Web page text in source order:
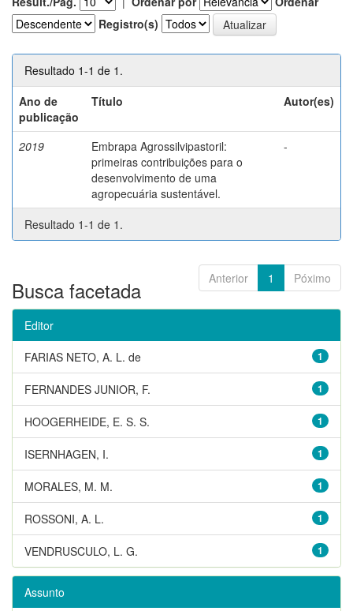
Registro(s)
Resultado 1-1 de 1.
Ano de
publicação
Título Autor(es)
2019
Embrapa Agrossilvipastoril:
primeiras contribuições para o
desenvolvimento de uma
agropecuária sustentável.
-
Resultado 1-1 de 1.
Anterior 1 Póximo
Busca facetada
Editor
1
FARIAS NETO, A. L. de
1
FERNANDES JUNIOR, F.
1
HOOGERHEIDE, E. S. S.
1
ISERNHAGEN, I.
1
MORALES, M. M.
1
ROSSONI, A. L.
1
VENDRUSCULO, L. G.
Assunto